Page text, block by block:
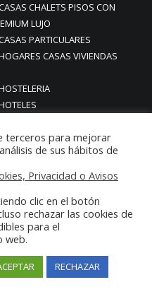
CHALETS PISOS CON
LUJO
PARTICULARES
CASAS VIVIENDAS
A MEDIDA
A MEDIDA RESTAURANTES
PARA HOGARES
terceros para mejorar
de sus hábitos de
Privacidad o Avisos
clic en el botón
rechazar las cookies de
para el
web.
RECHAZAR